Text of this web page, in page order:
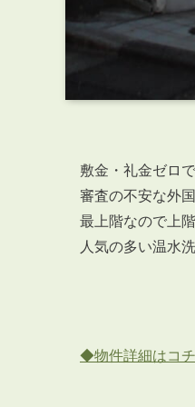
敷金・礼金ゼロ
審査の不安な外
最上階なので上
人気の多い温水
◆物件詳細はコ